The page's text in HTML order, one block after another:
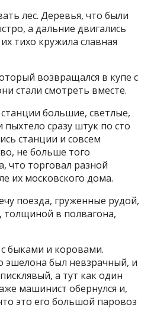
лес. Деревья, что были
а дальние двигались
тихо кружила славная
возвращался в купе с
стали смотреть вместе.
большие, светлые,
сразу штук по сто
станции и совсем
не больше того
что торговал разной
их московского дома.
поезда, груженные рудой,
в полвагона,
быками и коровами.
эшелона был невзрачный, и
а тут как один
машинист обернулся и,
это его большой паровоз